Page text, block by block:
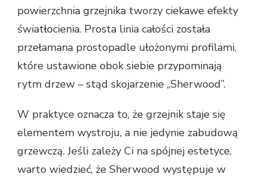
powierzchnia grzejnika tworzy ciekawe efekty
światłocienia. Prosta linia całości została
przełamana prostopadle ułożonymi profilami,
które ustawione obok siebie przypominają
rytm drzew – stąd skojarzenie „Sherwood”.
W praktyce oznacza to, że grzejnik staje się
elementem wystroju, a nie jedynie zabudową
grzewczą. Jeśli zależy Ci na spójnej estetyce,
warto wiedzieć, że Sherwood występuje w